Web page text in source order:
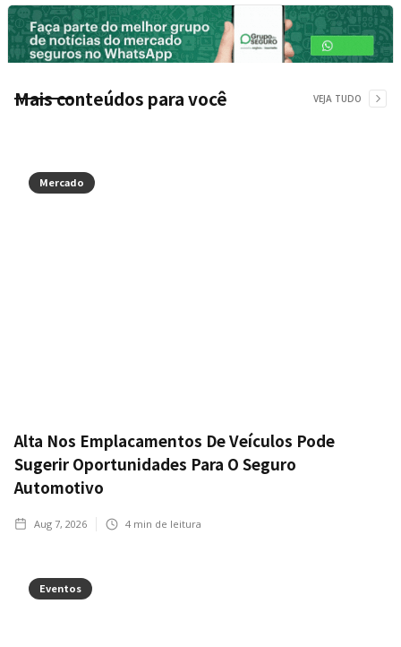
Mais conteúdos para você VEJA TUDO
Mercado
Alta Nos Emplacamentos De Veículos Pode
Sugerir Oportunidades Para O Seguro
Automotivo
Aug 7, 2026 4 min de leitura
Eventos